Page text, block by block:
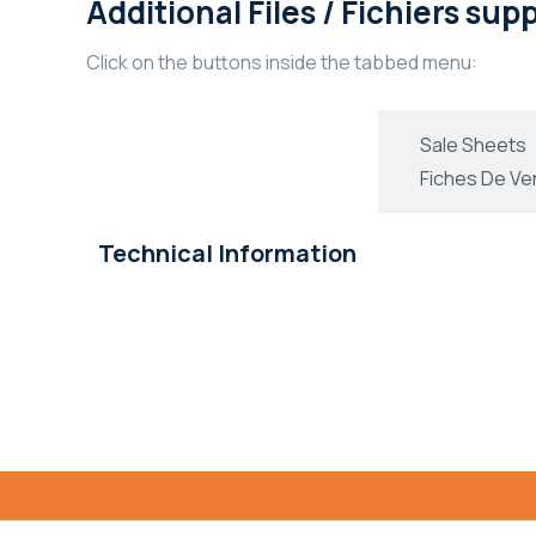
Additional Files / Fichiers
Click on the buttons inside the tabbed menu:
Sale Sheets
Fiches De
Technical Information